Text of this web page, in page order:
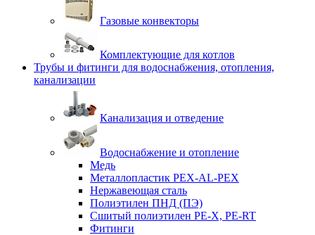
Газовые конвекторы
Комплектующие для котлов
Трубы и фитинги для водоснабжения, отопления,
канализации
Канализация и отведение
Водоснабжение и отопление
Медь
Металлопластик PEX-AL-PEX
Нержавеющая сталь
Полиэтилен ПНД (ПЭ)
Сшитый полиэтилен PE-X, PE-RT
Фитинги